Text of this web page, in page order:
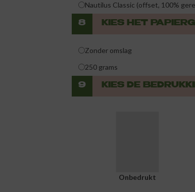
Nautilus Classic (offset, 100%
8 KIES HET
Zonder omslag
250 grams
9 KIES DE
Onbedrukt